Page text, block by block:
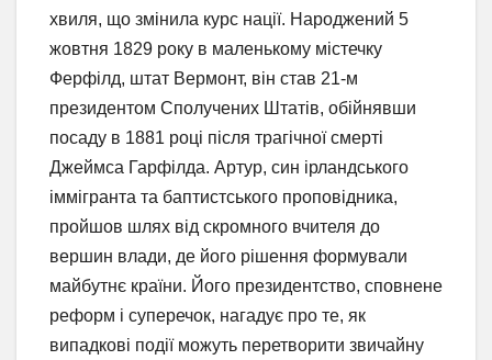
хвиля, що змінила курс нації. Народжений 5
жовтня 1829 року в маленькому містечку
Ферфілд, штат Вермонт, він став 21-м
президентом Сполучених Штатів, обійнявши
посаду в 1881 році після трагічної смерті
Джеймса Гарфілда. Артур, син ірландського
іммігранта та баптистського проповідника,
пройшов шлях від скромного вчителя до
вершин влади, де його рішення формували
майбутнє країни. Його президентство, сповнене
реформ і суперечок, нагадує про те, як
випадкові події можуть перетворити звичайну